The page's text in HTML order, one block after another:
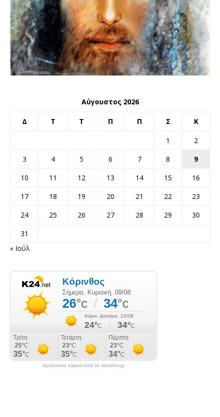
Αύγουστος 2026
Δ Τ Τ Π Π Σ Κ
1
2
3
4 5 6 7 8
9
10
11 12 13 14 15
16
17
18 19 20 21 22
23
24
25 26 27 28 29
30
31
« Ιούλ
πρόγνωση καιρού από το weather.gr